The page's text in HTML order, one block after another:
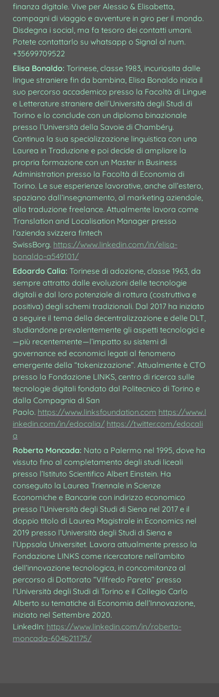
finanza digitale. Vive per Alessio & Elisabetta,
compagni di viaggio e avventure in giro per il mondo.
Disdegna i social, ma fa tesoro dei contatti umani.
Potete contattarlo su whatsapp o Signal al num.
+35699709522
Elisa Bonaldo: Torinese, classe 1983, incuriosita dalle
lingue straniere fin da bambina, Elisa Bonaldo inizia il
suo percorso accademico presso la Facoltà di Lingue
e Letterature straniere dell’Università degli Studi di
Torino e lo conclude con un diploma binazionale
presso l’Università della Savoie di Chambéry.
Continua la sua specializzazione linguistica con una
Laurea in Traduzione e poi decide di ampliare la
propria formazione con un Master in Business
Administration presso la Facoltà di Economia di
Torino. Le sue esperienze lavorative, anche all’estero,
spaziano dall’insegnamento, al marketing aziendale,
alla traduzione freelance. Attualmente lavora come
Translation and Localisation Manager presso
l’azienda svizzera fintech
SwissBorg. https://www.linkedin.com/in/elisa-
bonaldo-a549101/
Edoardo Calia: Torinese di adozione, classe 1963, da
sempre attratto dalle evoluzioni delle tecnologie
digitali e dal loro potenziale di rottura (costruttiva e
positiva) degli schemi tradizionali. Dal 2017 ha iniziato
a seguire il tema della decentralizzazione e delle DLT,
studiandone prevalentemente gli aspetti tecnologici e
— più recentemente — l’impatto su sistemi di
governance ed economici legati al fenomeno
emergente della “tokenizzazione”. Attualmente è CTO
presso la Fondazione LINKS, centro di ricerca sulle
tecnologie digitali fondato dal Politecnico di Torino e
dalla Compagnia di San
Paolo. https://www.linksfoundation.com https://www.l
inkedin.com/in/edocalia/ https://twitter.com/edocali
a
Roberto Moncada: Nato a Palermo nel 1995, dove ha
vissuto fino al completamento degli studi liceali
presso l’Istituto Scientifico Albert Einstein. Ha
conseguito la Laurea Triennale in Scienze
Economiche e Bancarie con indirizzo economico
presso l’Università degli Studi di Siena nel 2017 e il
doppio titolo di Laurea Magistrale in Economics nel
2019 presso l’Università degli Studi di Siena e
l’Uppsala Universitet. Lavora attualmente presso la
Fondazione LINKS come ricercatore nell’ambito
dell’innovazione tecnologica, in concomitanza al
percorso di Dottorato “Vilfredo Pareto” presso
l’Università degli Studi di Torino e il Collegio Carlo
Alberto su tematiche di Economia dell’Innovazione,
iniziato nel Settembre 2020.
LinkedIn: https://www.linkedin.com/in/roberto-
moncada-604b21175/